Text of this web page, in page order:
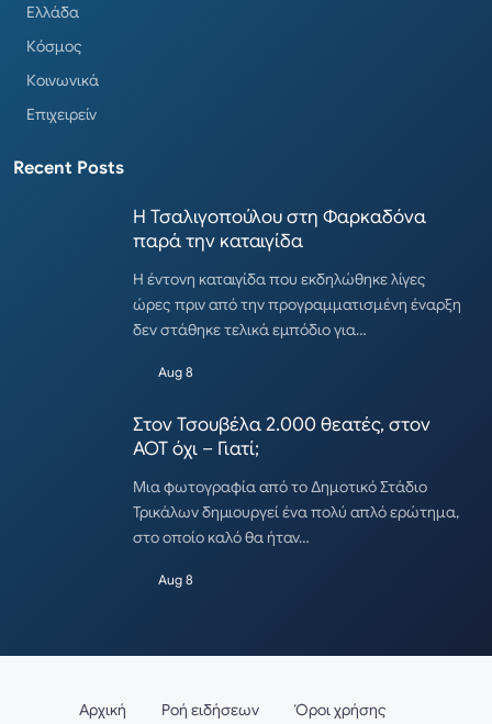
Ελλάδα
Κόσμος
Κοινωνικά
Επιχειρείν
Recent Posts
Η Τσαλιγοπούλου στη Φαρκαδόνα
παρά την καταιγίδα
Η έντονη καταιγίδα που εκδηλώθηκε λίγες
ώρες πριν από την προγραμματισμένη έναρξη
δεν στάθηκε τελικά εμπόδιο για…
Aug 8
Στον Τσουβέλα 2.000 θεατές, στον
ΑΟΤ όχι – Γιατί;
Μια φωτογραφία από το Δημοτικό Στάδιο
Τρικάλων δημιουργεί ένα πολύ απλό ερώτημα,
στο οποίο καλό θα ήταν…
Aug 8
Αρχική Ροή ειδήσεων Όροι χρήσης